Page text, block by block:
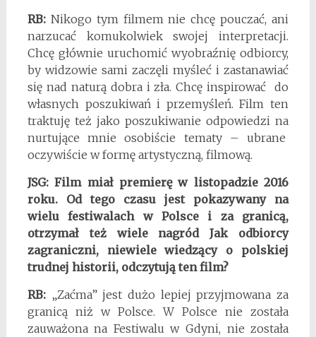
RB:Nikogo tym filmem nie chcę pouczać, ani
narzucać komukolwiek swojej interpretacji.
Chcę głównie uruchomić wyobraźnię odbiorcy,
by widzowie sami zaczęli myśleć i zastanawiać
się nad naturą dobra i zła. Chcę inspirować do
własnych poszukiwań i przemyśleń. Film ten
traktuję też jako poszukiwanie odpowiedzi na
nurtujące mnie osobiście tematy – ubrane
oczywiście w formę artystyczną, filmową.
JSG: Film miał premierę w listopadzie 2016
roku. Od tego czasu jest pokazywany na
wielu festiwalach w Polsce i za granicą,
otrzymał też wiele nagród Jak odbiorcy
zagraniczni, niewiele wiedzący o polskiej
trudnej historii, odczytują ten film?
RB:„Zaćma” jest dużo lepiej przyjmowana za
granicą niż w Polsce. W Polsce nie została
zauważona na Festiwalu w Gdyni, nie została